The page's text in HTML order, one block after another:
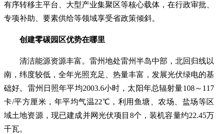
有序转移主平台、大型产业集聚区等核心载体，在行政审批、
专项补助、要素供给等领域享受省政策倾斜。
创建零碳园区优势在哪里
清洁能源资源丰富。雷州地处雷州半岛中部，北回归线以
南，纬度较低，全年光照充足、热量丰富，发展光伏绿电的基
础好。雷州日照年平均2003.6小时，太阳年总辐射量108～117
卡/平方厘米，年平均气温22℃，利用鱼塘、农场、盐场等区
域土地资源，现已建成并网光伏项目8个，装机容量约22.45万
千瓦。